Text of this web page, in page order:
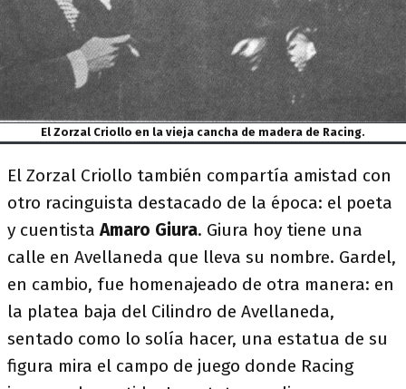
El Zorzal Criollo en la vieja cancha de madera de Racing.
El Zorzal Criollo también compartía amistad con
otro racinguista destacado de la época: el poeta
y cuentistaAmaro Giura. Giura hoy tiene una
calle en Avellaneda que lleva su nombre. Gardel,
en cambio, fue homenajeado de otra manera: en
la platea baja del Cilindro de Avellaneda,
sentado como lo solía hacer, una estatua de su
figura mira el campo de juego donde Racing